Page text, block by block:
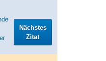
Nächstes
Zitat